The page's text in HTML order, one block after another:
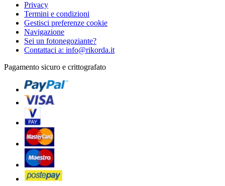
Privacy
Termini e condizioni
Gestisci preferenze cookie
Navigazione
Sei un fotonegoziante?
Contattaci a: info@rikorda.it
Pagamento sicuro e crittografato